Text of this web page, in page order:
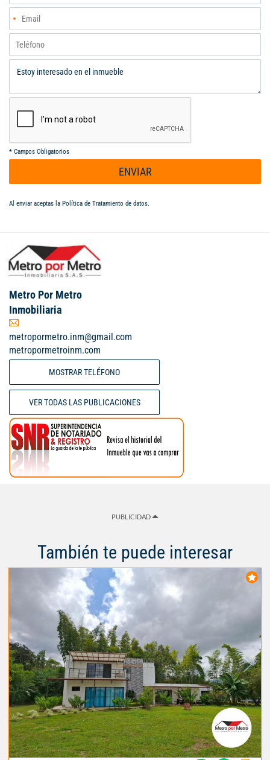
* Campos Obligatorios
ENVIAR
Al enviar aceptas la Política de Tratamiento de datos.
Metro Por Metro
Inmobiliaria
metropormetro.inm@gmail.com
metropormetroinm.com
MOSTRAR TELÉFONO
VER TODAS LAS PUBLICACIONES
PUBLICIDAD
También te puede interesar